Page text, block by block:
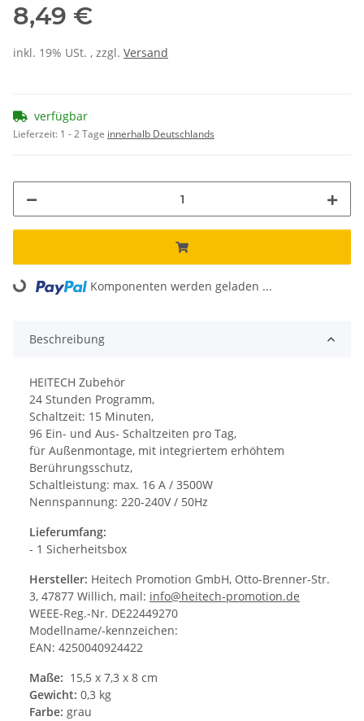
8,49 €
inkl. 19% USt. , zzgl. Versand
verfügbar
Lieferzeit: 1 - 2 Tage innerhalb Deutschlands
Loading... Komponenten werden geladen ...
Beschreibung
HEITECH Zubehör
24 Stunden Programm,
Schaltzeit: 15 Minuten,
96 Ein- und Aus- Schaltzeiten pro Tag,
für Außenmontage, mit integriertem erhöhtem
Berührungsschutz,
Schaltleistung: max. 16 A / 3500W
Nennspannung: 220-240V / 50Hz
Lieferumfang:
- 1 Sicherheitsbox
Hersteller: Heitech Promotion GmbH, Otto-Brenner-Str.
3, 47877 Willich, mail: info@heitech-promotion.de
WEEE-Reg.-Nr. DE22449270
Modellname/-kennzeichen:
EAN: 4250040924422
Maße: 15,5 x 7,3 x 8 cm
Gewicht: 0,3 kg
Farbe: grau